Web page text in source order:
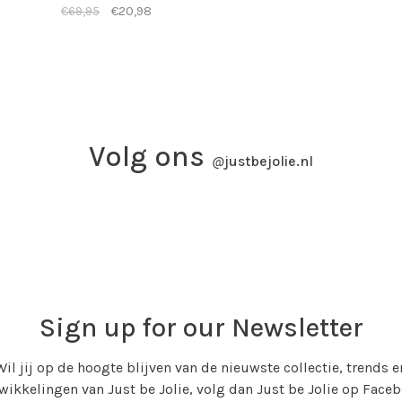
€69,95 €20,98
Volg ons @justbejolie.nl
Sign up for our Newsletter
jij op de hoogte blijven van de nieuwste collectie, trends
van Just be Jolie, volg dan Just be Jolie op